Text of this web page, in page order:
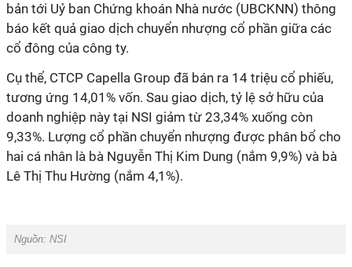
bản tới Uỷ ban Chứng khoán Nhà nước (UBCKNN) thông
báo kết quả giao dịch chuyển nhượng cổ phần giữa các
cổ đông của công ty.
Cụ thể, CTCP Capella Group đã bán ra 14 triệu cổ phiếu,
tương ứng 14,01% vốn. Sau giao dịch, tỷ lệ sở hữu của
doanh nghiệp này tại NSI giảm từ 23,34% xuống còn
9,33%. Lượng cổ phần chuyển nhượng được phân bổ cho
hai cá nhân là bà Nguyễn Thị Kim Dung (nắm 9,9%) và bà
Lê Thị Thu Hường (nắm 4,1%).
Nguồn: NSI